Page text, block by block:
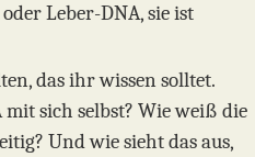
Leber-DNA, sie ist
das ihr wissen solltet.
sich selbst? Wie weiß die
Und wie sieht das aus,